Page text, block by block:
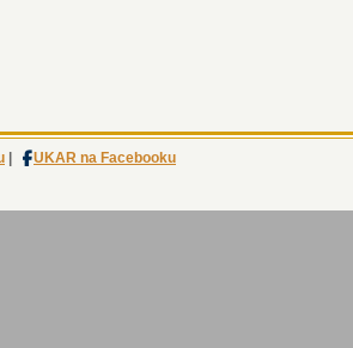
UKAR na Facebooku